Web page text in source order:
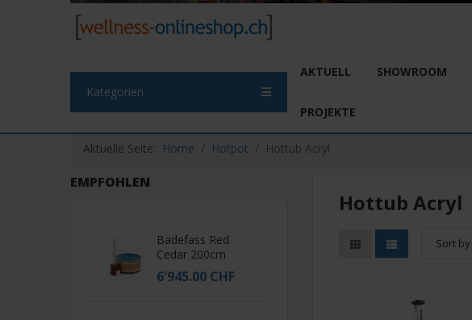
Kategorien
AKTUELL SHOWROOM
PROJEKTE
Aktuelle Seite: Home Hotpot Hottub Acryl
EMPFOHLEN
Badefass Red
Cedar 200cm
6'945.00 CHF
Hottub Acryl